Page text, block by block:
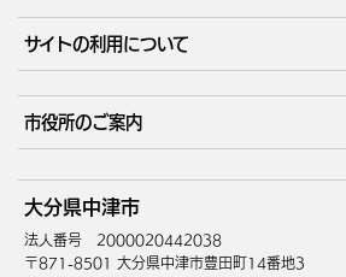
サイトの利用について
サイトマップ
市役所のご案内
庁舎地図 組織案内
中津市へのアクセス
大分県中津市
法人番号 2000020442038
〒871-8501 大分県中津市豊田町14番地3